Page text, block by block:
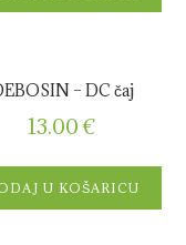
– DC čaj
13.00 €
U KOŠARICU